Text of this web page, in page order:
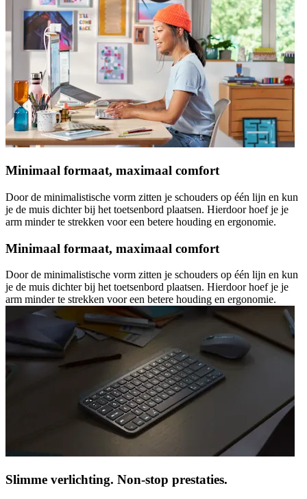
Minimaal formaat, maximaal comfort
Door de minimalistische vorm zitten je schouders op één lijn en kun
je de muis dichter bij het toetsenbord plaatsen. Hierdoor hoef je je
arm minder te strekken voor een betere houding en ergonomie.
Minimaal formaat, maximaal comfort
Door de minimalistische vorm zitten je schouders op één lijn en kun
je de muis dichter bij het toetsenbord plaatsen. Hierdoor hoef je je
arm minder te strekken voor een betere houding en ergonomie.
Slimme verlichting. Non-stop prestaties.